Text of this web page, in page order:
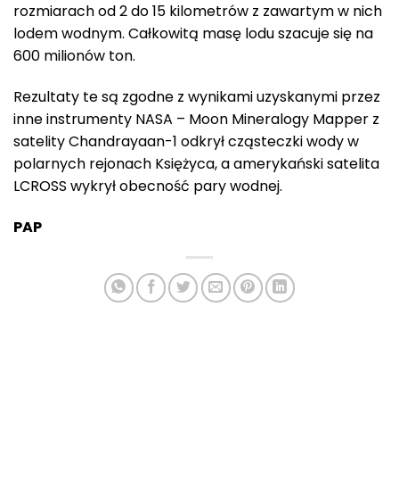
rozmiarach od 2 do 15 kilometrów z zawartym w nich
lodem wodnym. Całkowitą masę lodu szacuje się na
600 milionów ton.
Rezultaty te są zgodne z wynikami uzyskanymi przez
inne instrumenty NASA – Moon Mineralogy Mapper z
satelity Chandrayaan-1 odkrył cząsteczki wody w
polarnych rejonach Księżyca, a amerykański satelita
LCROSS wykrył obecność pary wodnej.
PAP